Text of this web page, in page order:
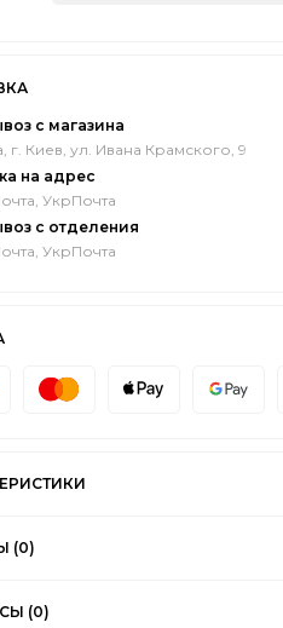
с магазина
г. Киев, ул. Ивана Крамского, 9
на адрес
УкрПочта
с отделения
УкрПочта
(0)
(0)